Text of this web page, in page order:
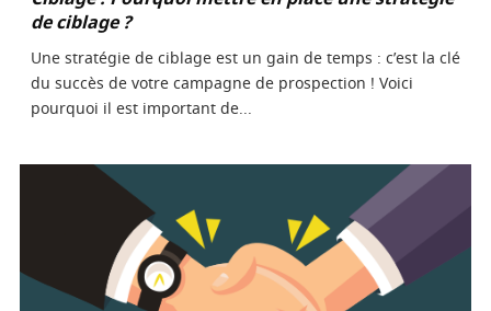
de ciblage ?
Une stratégie de ciblage est un gain de temps : c’est la clé
du succès de votre campagne de prospection ! Voici
pourquoi il est important de...